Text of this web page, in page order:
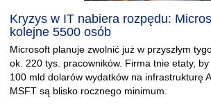
Kryzys w IT nabiera rozpędu:
kolejne 5500 osób
Microsoft planuje zwolnić już w przyszłym
ok. 220 tys. pracowników. Firma tnie etaty,
100 mld dolarów wydatków na infrastrukturę
MSFT są blisko rocznego minimum.